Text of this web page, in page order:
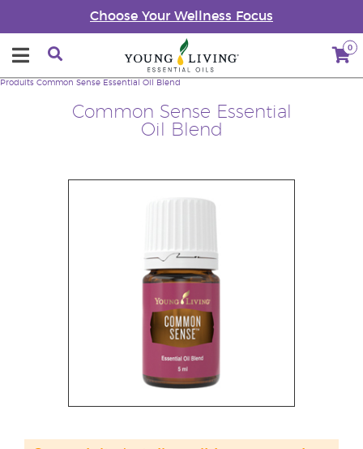
Choose Your Wellness Focus
0
Common Sense Essential
Oil Blend
Produits Common Sense Essential Oil Blend